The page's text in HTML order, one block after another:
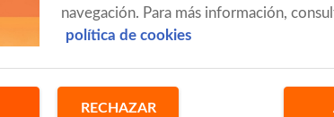
Iniciar sesión
navegación. Para más información,
política de cookies
RECHAZAR